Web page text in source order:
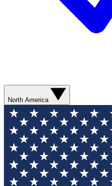
North America